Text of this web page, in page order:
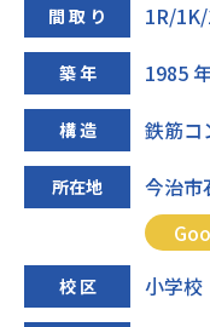
間 取 り 1R/
築 年 1985
構 造 鉄筋コ
所在地
今治市
校 区 小学校